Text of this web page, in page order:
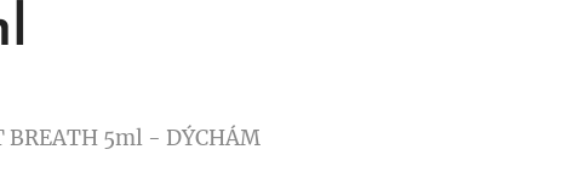
BREATH 5ml - DÝCHÁM